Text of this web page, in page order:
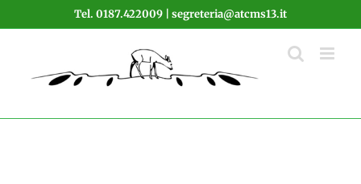
al
Tel. 0187.422009 | segreteria@atcms13.it